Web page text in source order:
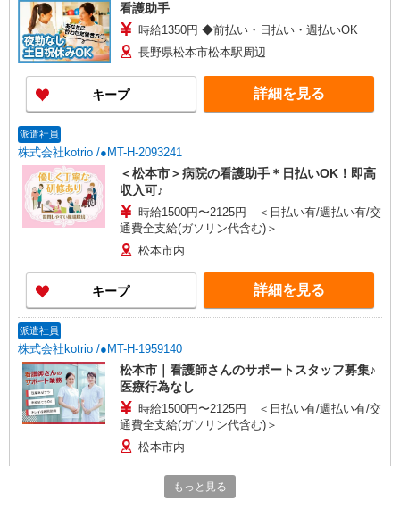
看護助手
時給1350円 ◆前払い・日払い・週払いOK
長野県松本市松本駅周辺
キープ 詳細を見る
派遣社員
株式会社kotrio /●MT-H-2093241
＜松本市＞病院の看護助手＊日払いOK！即高
収入可♪
時給1500円〜2125円 ＜日払い有/週払い有/交
通費全支給(ガソリン代含む)＞
松本市内
キープ 詳細を見る
派遣社員
株式会社kotrio /●MT-H-1959140
松本市｜看護師さんのサポートスタッフ募集♪
医療行為なし
時給1500円〜2125円 ＜日払い有/週払い有/交
通費全支給(ガソリン代含む)＞
松本市内
もっと見る